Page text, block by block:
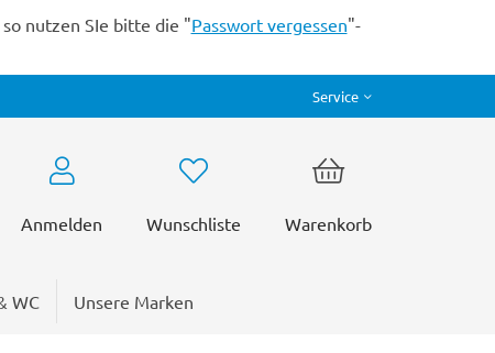
nutzen SIe bitte die "Passwort vergessen"-
Service
Anmelden Wunschliste Warenkorb
WC Unsere Marken